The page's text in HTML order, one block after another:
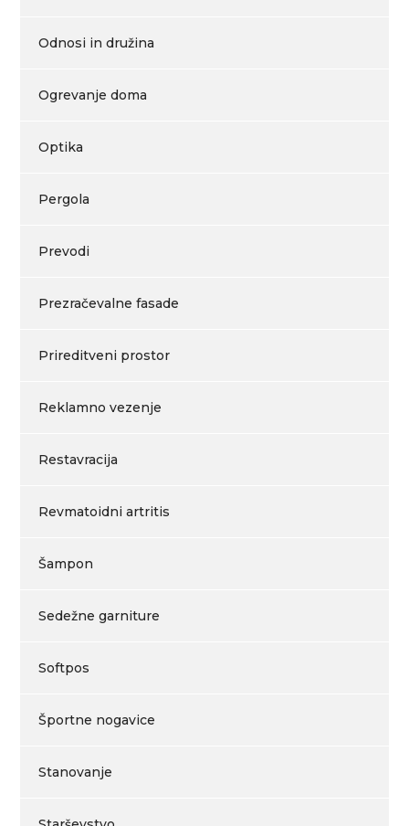
Odnosi in družina
Ogrevanje doma
Optika
Pergola
Prevodi
Prezračevalne fasade
Prireditveni prostor
Reklamno vezenje
Restavracija
Revmatoidni artritis
Šampon
Sedežne garniture
Softpos
Športne nogavice
Stanovanje